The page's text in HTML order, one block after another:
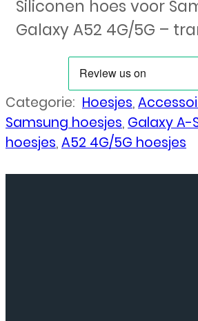
Siliconen hoes voor
Galaxy A52 4G/5G –
Categorie: Hoesjes,
Samsung hoesjes, Galaxy A-
hoesjes,A52 4G/5G hoesjes